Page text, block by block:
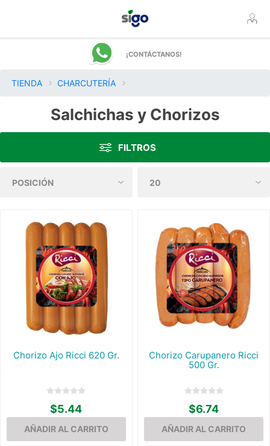
¡CONTÁCTANOS!
TIENDA CHARCUTERÍA
Salchichas y Chorizos
FILTROS
Chorizo Ajo Ricci 620 Gr.
$5.44
Chorizo Carupanero Ricci
500 Gr.
$6.74